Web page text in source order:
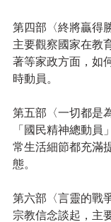
第四部〈終將贏得
主要觀察國家在教
著等家政方面，如
時動員。
第五部〈一切都是
「國民精神總動員
常生活細節都充滿
態。
第六部〈言靈的戰
宗教信念談起，主